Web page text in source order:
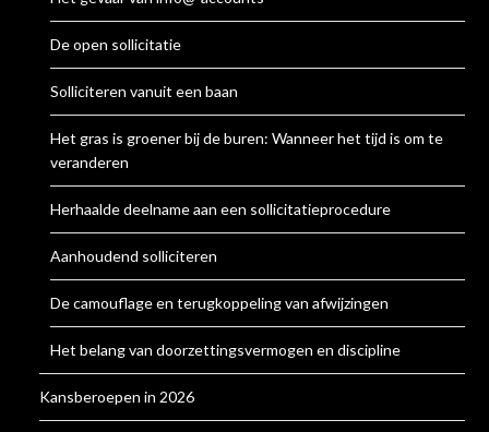
De open sollicitatie
Solliciteren vanuit een baan
Het gras is groener bij de buren: Wanneer het tijd is om te
veranderen
Herhaalde deelname aan een sollicitatieprocedure
Aanhoudend solliciteren
De camouflage en terugkoppeling van afwijzingen
Het belang van doorzettingsvermogen en discipline
Kansberoepen in 2026